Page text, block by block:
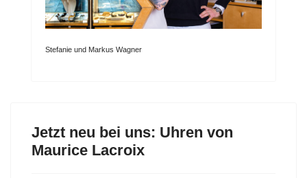
Stefanie und Markus Wagner
Jetzt neu bei uns: Uhren von
Maurice Lacroix